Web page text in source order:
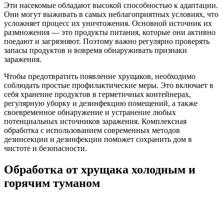
Эти насекомые обладают высокой способностью к адаптации.
Они могут выживать в самых неблагоприятных условиях, что
усложняет процесс их уничтожения. Основной источник их
размножения — это продукты питания, которые они активно
поедают и загрязняют. Поэтому важно регулярно проверять
запасы продуктов и вовремя обнаруживать признаки
заражения.
Чтобы предотвратить появление хрущаков, необходимо
соблюдать простые профилактические меры. Это включает в
себя хранение продуктов в герметичных контейнерах,
регулярную уборку и дезинфекцию помещений, а также
своевременное обнаружение и устранение любых
потенциальных источников заражения. Комплексная
обработка с использованием современных методов
дезинсекции и дезинфекции поможет сохранить дом в
чистоте и безопасности.
Обработка от хрущака холодным и
горячим туманом